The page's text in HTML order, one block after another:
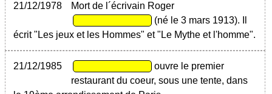
21/12/1978
Mort de l´écrivain Roger
(né le 3 mars 1913). Il
écrit "Les jeux et les Hommes" et "Le Mythe et l'homme".
21/12/1985
ouvre le premier
restaurant du coeur, sous une tente, dans